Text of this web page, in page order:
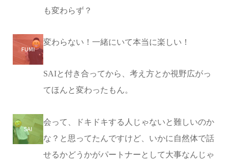
も変わらず？
変わらない！一緒にいて本当に楽しい！
SAIと付き合ってから、考え方とか視野広がっ
てほんと変わったもん。
会って、ドキドキする人じゃないと難しいのか
な？と思ってたんですけど、いかに自然体で話
せるかどうかがパートナーとして大事なんじゃ